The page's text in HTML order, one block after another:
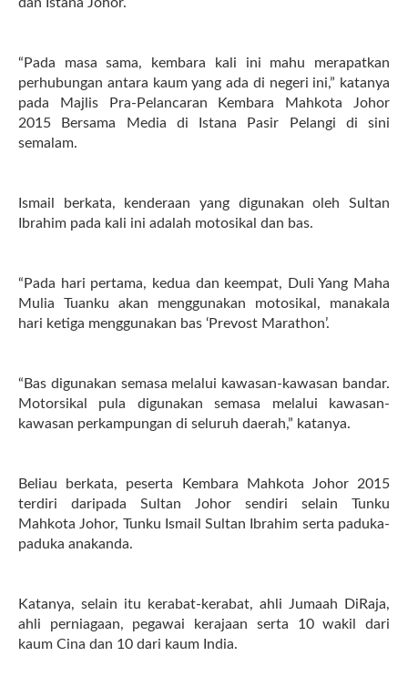
“Pada masa sama, kembara kali ini mahu merapatkan
perhubungan antara kaum yang ada di negeri ini,” katanya
pada Majlis Pra-Pelancaran Kembara Mahkota Johor
2015 Bersama Media di Istana Pasir Pelangi di sini
semalam.
Ismail berkata, kenderaan yang digunakan oleh Sultan
Ibrahim pada kali ini adalah motosikal dan bas.
“Pada hari pertama, kedua dan keempat, Duli Yang Maha
Mulia Tuanku akan menggunakan motosikal, manakala
hari ketiga menggunakan bas ‘Prevost Marathon’.
“Bas digunakan semasa melalui kawasan-kawasan bandar.
Motorsikal pula digunakan semasa melalui kawasan-
kawasan perkampungan di seluruh daerah,” katanya.
Beliau berkata, peserta Kembara Mahkota Johor 2015
terdiri daripada Sultan Johor sendiri selain Tunku
Mahkota Johor, Tunku Ismail Sultan Ibrahim serta paduka-
paduka anakanda.
Katanya, selain itu kerabat-kerabat, ahli Jumaah DiRaja,
ahli perniagaan, pegawai kerajaan serta 10 wakil dari
kaum Cina dan 10 dari kaum India.